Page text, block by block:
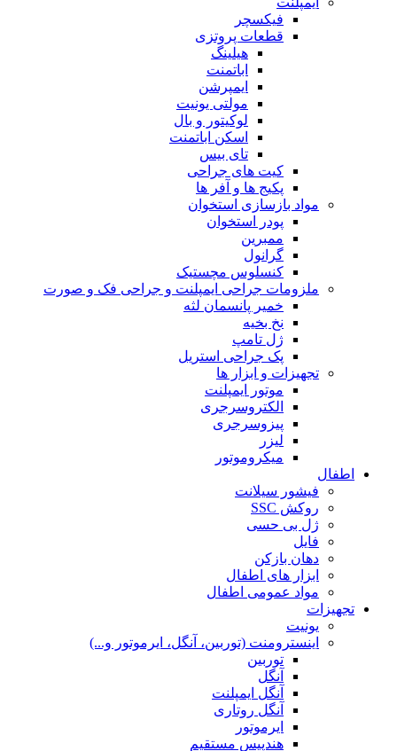
فیکسچر
قطعات پروتزی
هیلینگ
اباتمنت
ایمپرشن
مولتی یونیت
لوکیتور و بال
اسکن اباتمنت
تای بیس
کیت های جراحی
پکیج ها و آفر ها
مواد بازسازی استخوان
پودر استخوان
ممبرین
گرانول
کنسلوس مچستیک
ملزومات جراحی ایمپلنت و جراحی فک و صورت
خمیر پانسمان لثه
نخ بخیه
ژل تامپ
پک جراحی استریل
تجهیزات و ابزار ها
موتور ایمپلنت
الکتروسرجری
پیزوسرجری
لیزر
میکروموتور
اطفال
فیشور سیلانت
روکش SSC
ژل بی حسی
فایل
دهان بازکن
ابزار های اطفال
مواد عمومی اطفال
تجهیزات
یونیت
اینسترومنت (توربین، آنگل، ایرموتور و...)
توربین
آنگل
آنگل ایمپلنت
آنگل روتاری
ایرموتور
هندپیس مستقیم